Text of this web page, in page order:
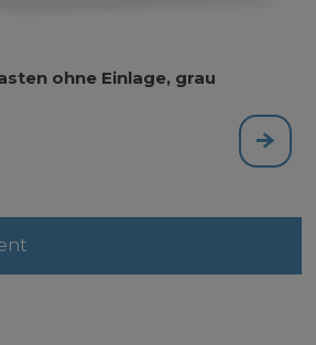
ohne Einlage, grau